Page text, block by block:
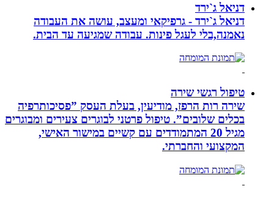
דניאל ג`ירד
דניאל ג`ירד - גרפיקאי ומעצב, עושה את העבודה
נאמנה,בלי לעגל פינות. עבודה שמגיעה עד הבית.
טיפול רגשי שירה
שירה רות הרפז, מודיעין, בעלת העסק ”פסיכותרפיה
בכלים שלובים”. טיפול פרטני לבוגרים צעירים ומבוגרים
מגיל 20 המתמודדים עם קשיים במישור האישי,
המקצועי והחברתי.